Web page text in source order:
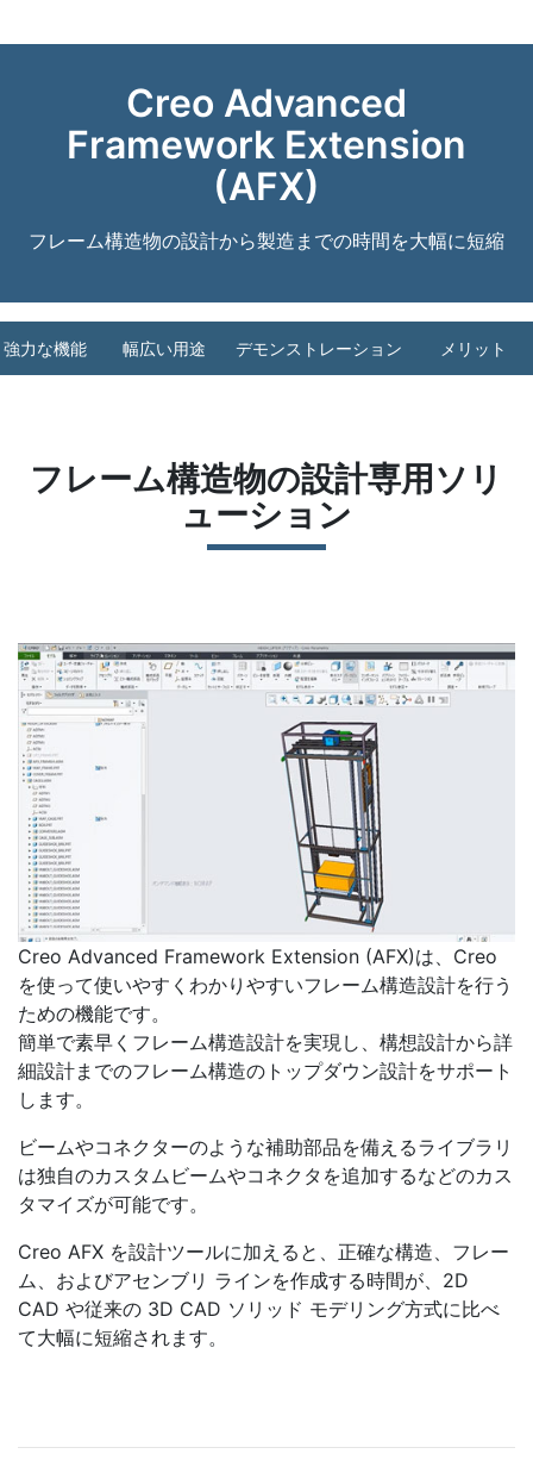
Creo Advanced
Framework Extension
(AFX)
フレーム構造物の設計から製造までの時間を大幅に短縮
強力な機能 幅広い用途 デモンストレーション メリット
フレーム構造物の設計専用ソリ
ューション
Creo Advanced Framework Extension (AFX)は、Creo
を使って使いやすくわかりやすいフレーム構造設計を行う
ための機能です。
簡単で素早くフレーム構造設計を実現し、構想設計から詳
細設計までのフレーム構造のトップダウン設計をサポート
します。
ビームやコネクターのような補助部品を備えるライブラリ
は独自のカスタムビームやコネクタを追加するなどのカス
タマイズが可能です。
Creo AFX を設計ツールに加えると、正確な構造、フレー
ム、およびアセンブリ ラインを作成する時間が、2D
CAD や従来の 3D CAD ソリッド モデリング方式に比べ
て大幅に短縮されます。